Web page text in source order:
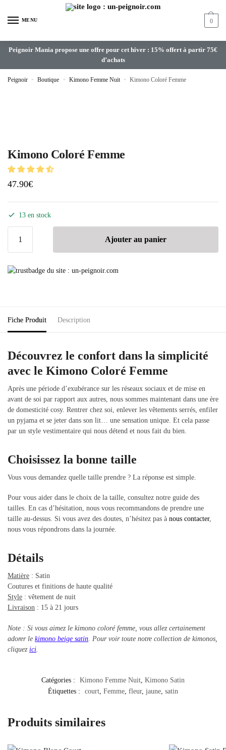
MENU 0
Peignoir Mania propose une offre pour cet hiver : 15% offert à partir 75€
d’achats
Peignoir » Boutique » Kimono Femme Nuit » Kimono Coloré Femme
Kimono Coloré Femme
47.90€
13 en stock
Ajouter au panier
Fiche Produit Description
Découvrez le confort dans la simplicité
avec le Kimono Coloré Femme
Après une période d’exubérance sur les réseaux sociaux et de mise en
avant de soi par rapport aux autres, nous sommes maintenant dans une ère
de domesticité cosy. Rentrer chez soi, enlever les vêtements serrés, enfiler
un pyjama et se jeter dans son lit… une sensation unique. Et cela passe
par un style vestimentaire qui nous détend et nous fait du bien.
Choisissez la bonne taille
Vous vous demandez quelle taille prendre ? La réponse est simple.
Pour vous aider dans le choix de la taille, consultez notre guide des
tailles. En cas d’hésitation, nous vous recommandons de prendre une
taille au-dessus. Si vous avez des doutes, n’hésitez pas à nous contacter,
nous vous répondrons dans la journée.
Détails
Matière : Satin
Coutures et finitions de haute qualité
Style : vêtement de nuit
Livraison : 15 à 21 jours
Note : Si vous aimez le kimono coloré femme, vous allez certainement
adorer le kimono beige satin. Pour voir toute notre collection de kimonos,
cliquez ici.
Catégories : Kimono Femme Nuit Kimono Satin
Étiquettes :
court Femme fleur, jaune satin
Produits similaires